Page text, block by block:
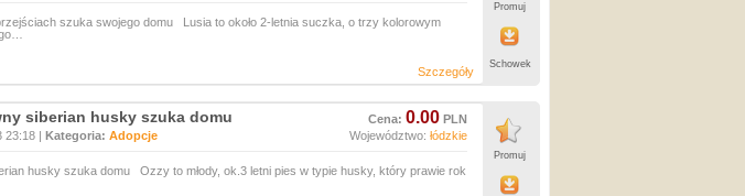
szuka swojego domu Lusia to około 2-letnia suczka, o trzy kolorowym
Szczegóły
Promuj
Schowek
siberian husky szuka domu Cena: 0.00 PLN
23:18 | Kategoria: Adopcje Województwo: łódzkie
husky szuka domu Ozzy to młody, ok.3 letni pies w typie husky, który prawie rok
Promuj